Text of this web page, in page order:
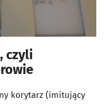
czyli
korytarz (imitujący